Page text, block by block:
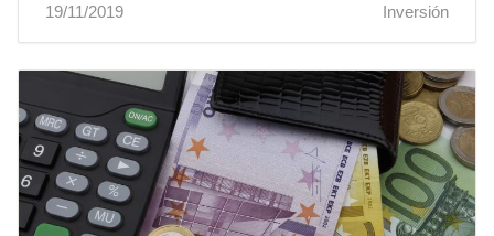
19/11/2019
Inversión